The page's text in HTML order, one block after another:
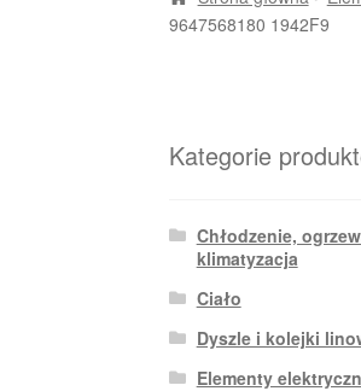
Procedura
9647568180 1942F9
Kategorie
Chłodzenie,
klimatyzacja
Ciało
Dyszle i kolejki
Elementy